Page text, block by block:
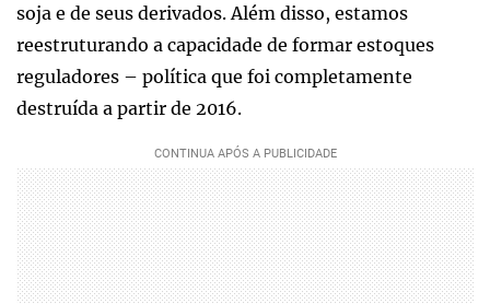
soja e de seus derivados. Além disso, estamos
reestruturando a capacidade de formar estoques
reguladores – política que foi completamente
destruída a partir de 2016.